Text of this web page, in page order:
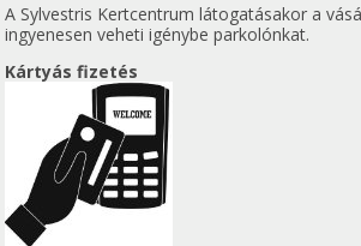
A Sylvestris Kertcentrum látogatásakor a
ingyenesen veheti igénybe parkolónkat.
Kártyás fizetés